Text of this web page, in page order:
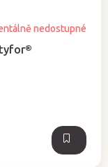
nedostupné